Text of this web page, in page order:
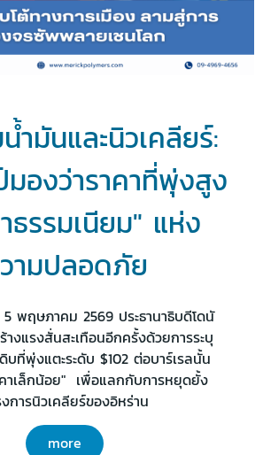
ำมันและนิวเคลียร์:
มองว่าราคาที่พุ่งสูง
ธรรมเนียม" แห่ง
ามปลอดภัย
พฤษภาคม 2569 ประธานาธิบดีโดนั
งแรงสั่นสะเทือนอีกครั้งด้วยการระบุ
บที่พุ่งแตะระดับ $102 ต่อบาร์เรลนั้น
าเล็กน้อย" เพื่อแลกกับการหยุดยั้ง
งการนิวเคลียร์ของอิหร่าน
more